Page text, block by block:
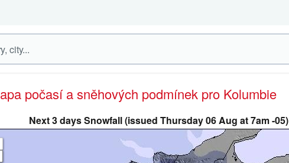
Mapa počasí a sněhových podmínek pro Kolumbie
Next 3 days Snowfall (issued Thursday 06 Aug at 7am -05)